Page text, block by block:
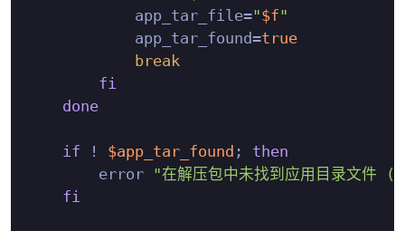
            app_tar_file=
"$f"
            app_tar_found=
true
break
fi
done
if ! $app_tar_found ; then
        error
"在解压包中未找到应用目录文
fi